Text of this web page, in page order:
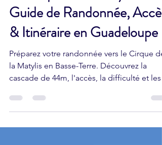
Le Cirque de la Matylis :
Guide de Randonnée, Accès
& Itinéraire en Guadeloupe
Préparez votre randonnée vers le Cirque de
cascade de 44m, l'accès, la difficulté et les
conseils de sécurité pour ce site
exceptionnel.